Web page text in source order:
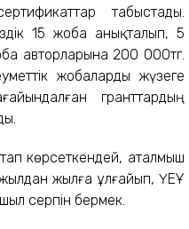
табыстады.
15 жоба анықталып, 5
авторларына 200 000тг.
жобаларды жүзеге
гранттардың
көрсеткендей, аталмыш
жылға ұлғайып, ҮЕҰ
серпін бермек.